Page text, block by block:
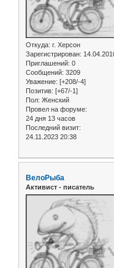
Откуда: г. Херсон
Зарегистрирован:
Приглашений: 0
Сообщений: 3209
Уважение: [+208/-4]
Позитив: [+67/-1]
Пол: Женский
Провел на форуме:
24 дня 13 часов
Последний визит:
24.11.2023 20:38
ВелоРыба
Активист - писатель